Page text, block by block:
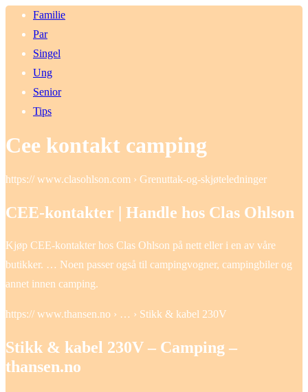
Familie
Par
Singel
Ung
Senior
Tips
Cee kontakt camping
https:// www.clasohlson.com › Grenuttak-og-skjøteledninger
CEE-kontakter | Handle hos Clas Ohlson
Kjøp CEE-kontakter hos Clas Ohlson på nett eller i en av våre
butikker. … Noen passer også til campingvogner, campingbiler og
annet innen camping.
https:// www.thansen.no › … › Stikk & kabel 230V
Stikk & kabel 230V – Camping –
thansen.no